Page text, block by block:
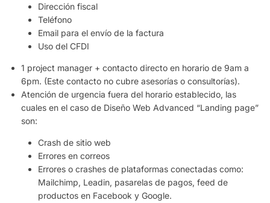
Dirección fiscal
Teléfono
Email para el envío de la factura
Uso del CFDI
1 project manager + contacto directo en horario de 9am a
6pm. (Este contacto no cubre asesorías o consultorías).
Atención de urgencia fuera del horario establecido, las
cuales en el caso de Diseño Web Advanced “Landing page”
son:
Crash de sitio web
Errores en correos
Errores o crashes de plataformas conectadas como:
Mailchimp, Leadin, pasarelas de pagos, feed de
productos en Facebook y Google.